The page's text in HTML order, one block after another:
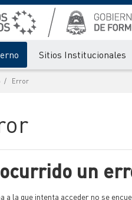
Sitios Institucionales
Error
un
a la que intenta acceder no se